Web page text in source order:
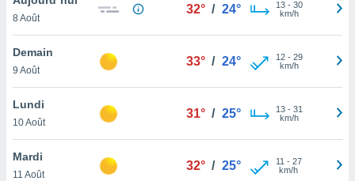
et
»,
au
vous
qu'ils
ou
8 Août
32° / 24° 13- 30
km/h
Demain
9 Août
33° / 24° 12- 29
km/h
Lundi
10 Août
31° / 25° 13- 31
km/h
Mardi
11 Août
32° / 25° 11 - 27
km/h